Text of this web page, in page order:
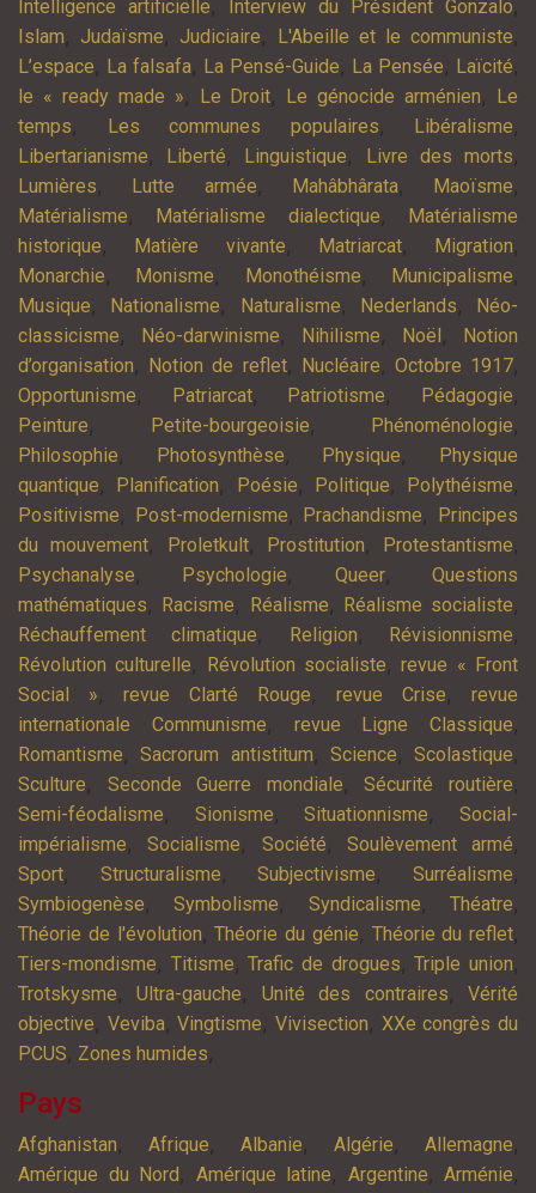
Intelligence artificielle, Interview du Président Gonzalo,
Islam, Judaïsme, Judiciaire, L'Abeille et le communiste,
L’espace, La falsafa, La Pensé-Guide, La Pensée, Laïcité,
le « ready made », Le Droit, Le génocide arménien,
Le
temps, Les communes populaires, Libéralisme,
Libertarianisme, Liberté, Linguistique, Livre des morts,
Lumières, Lutte armée, Mahâbhârata, Maoïsme,
Matérialisme, Matérialisme dialectique,
Matérialisme
historique, Matière vivante, Matriarcat, Migration,
Monarchie, Monisme, Monothéisme, Municipalisme,
Musique, Nationalisme, Naturalisme, Nederlands,
Néo-
classicisme, Néo-darwinisme, Nihilisme, Noël ,
Notion
d’organisation, Notion de reflet, Nucléaire, Octobre 1917,
Opportunisme, Patriarcat, Patriotisme, Pédagogie,
Peinture, Petite-bourgeoisie, Phénoménologie,
Philosophie, Photosynthèse, Physique,
Physique
quantique, Planification, Poésie, Politique, Polythéisme,
Positivisme, Post-modernisme, Prachandisme,
Principes
du mouvement, Proletkult, Prostitution, Protestantisme,
Psychanalyse, Psychologie, Queer,Questions
mathématiques, Racisme, Réalisme, Réalisme socialiste,
Réchauffement climatique, Religion, Révisionnisme,
Révolution culturelle, Révolution socialiste,revue « Front
Social », revue Clarté Rouge, revue Crise, revue
internationale Communisme, revue Ligne Classique,
Romantisme,Sacrorum antistitum, Science, Scolastique,
Sculture, Seconde Guerre mondiale,Sécurité routière,
Semi-féodalisme, Sionisme,Situationnisme,Social-
impérialisme,Socialisme, Société, Soulèvement armé,
Sport, Structuralisme,Subjectivisme,Surréalisme,
Symbiogenèse,Symbolisme, Syndicalisme,Théatre,
Théorie de l'évolution,Théorie du génie, Théorie du reflet,
Tiers-mondisme, Titisme,Trafic de drogues,Triple union,
Trotskysme,Ultra-gauche, Unité des contraires,Vérité
objective, Veviba,Vingtisme,Vivisection, XXe congrès du
PCUS, Zones humides,
Pays
Afghanistan, Afrique, Albanie, Algérie, Allemagne,
Amérique du Nord , Amérique latine, Argentine, Arménie,